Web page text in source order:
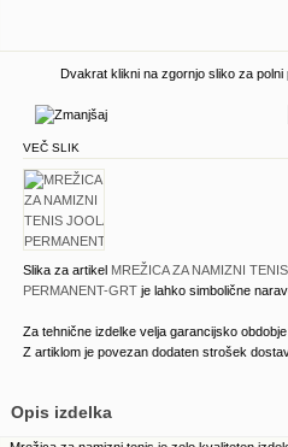
Dvakrat klikni na zgornjo sliko za polni
VEČ SLIK
Slika za artikel MREŽICA ZA NAMIZNI
PERMANENT-GRT je lahko simbolične
Za tehnične izdelke velja garancijsko obdobje
Z artiklom je povezan dodaten strošek
Opis izdelka